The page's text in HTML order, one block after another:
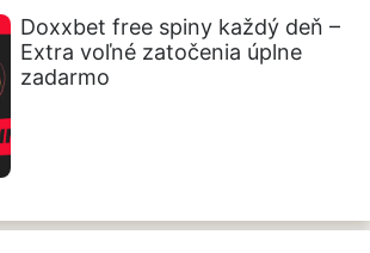
Doxxbet free spiny každý deň –
Extra voľné zatočenia úplne
zadarmo